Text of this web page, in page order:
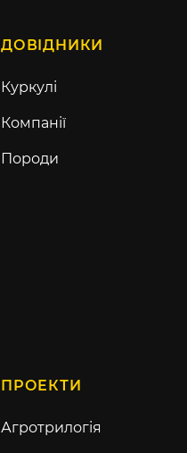
ДОВІДНИКИ
Куркулі
Компанії
Породи
ПРОЕКТИ
Агротрилогія